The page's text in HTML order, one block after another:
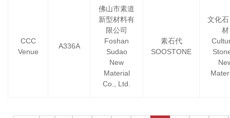
CCC
Venue
A336A
佛山市素道
新型材料有
限公司
Foshan
Sudao
New
Material
Co., Ltd.
素石代
SOOSTONE
文化
材